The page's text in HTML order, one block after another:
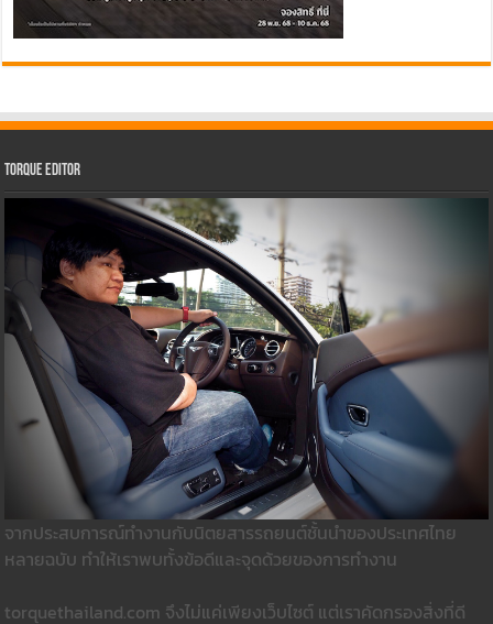
Torque Editor
จากประสบการณ์ทำงานกับนิตยสารรถยนต์ชั้นนำของประเทศไทย
หลายฉบับ ทำให้เราพบทั้งข้อดีและจุดด้วยของการทำงาน
torquethailand.com จึงไม่แค่เพียงเว็บไซต์ แต่เราคัดกรองสิ่งที่ดี